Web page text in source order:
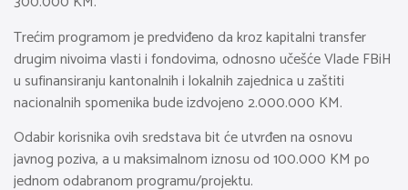
Trećim programom je predviđeno da kroz kapitalni transfer
drugim nivoima vlasti i fondovima, odnosno učešće Vlade FBiH
u sufinansiranju kantonalnih i lokalnih zajednica u zaštiti
nacionalnih spomenika bude izdvojeno 2.000.000 KM.
Odabir korisnika ovih sredstava bit će utvrđen na osnovu
javnog poziva, a u maksimalnom iznosu od 100.000 KM po
jednom odabranom programu/projektu.